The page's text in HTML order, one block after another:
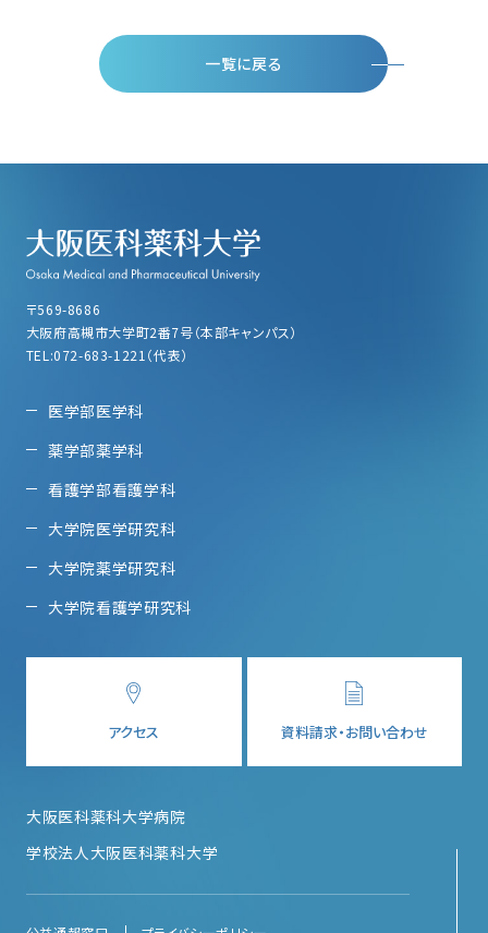
一覧に戻る
〒569-8686
大阪府高槻市大学町2番7号（本部キャンパス）
TEL:072-683-1221（代表）
医学部医学科
薬学部薬学科
看護学部看護学科
大学院医学研究科
大学院薬学研究科
大学院看護学研究科
アクセス 資料請求・お問い合わせ
大阪医科薬科大学病院
学校法人大阪医科薬科大学